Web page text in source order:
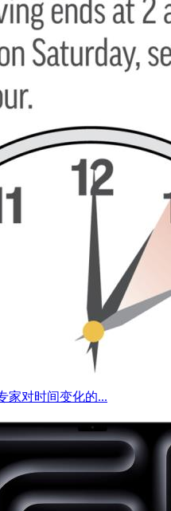
家对时间变化的...